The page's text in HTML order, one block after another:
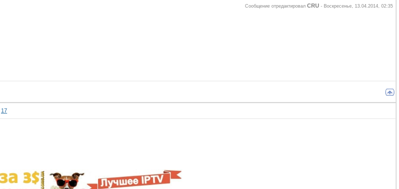
Сообщение отредактировал CRU - Воскресенье, 13.04.2014, 02:35
17